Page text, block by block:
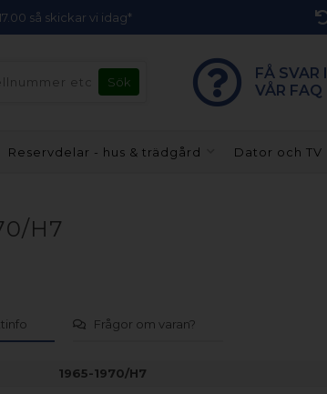
så skickar vi idag*
FÅ SVAR I
VÅR FAQ
Reservdelar - hus & trädgård Dator och TV
H7
Frågor om varan?
1965-1970/H7